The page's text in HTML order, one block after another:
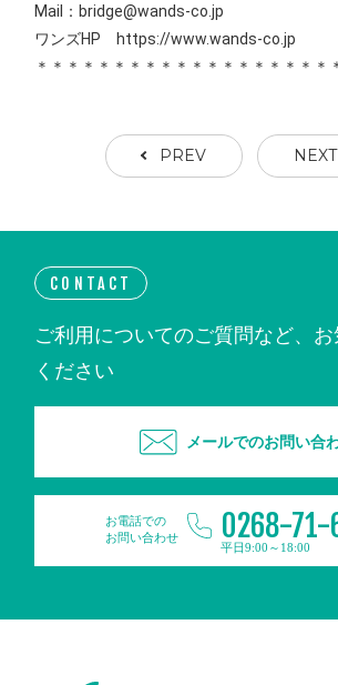
Mail：bridge@wands-co.jp
ワンズHP https://www.wands-co.jp
＊＊＊＊＊＊＊＊＊＊＊＊＊＊＊＊＊＊＊
PREV NEXT
CONTACT
ご利用についてのご質問など、
ください
メールでのお問い合
お電話での
お問い合わせ
0268-
平日9:00～18:00